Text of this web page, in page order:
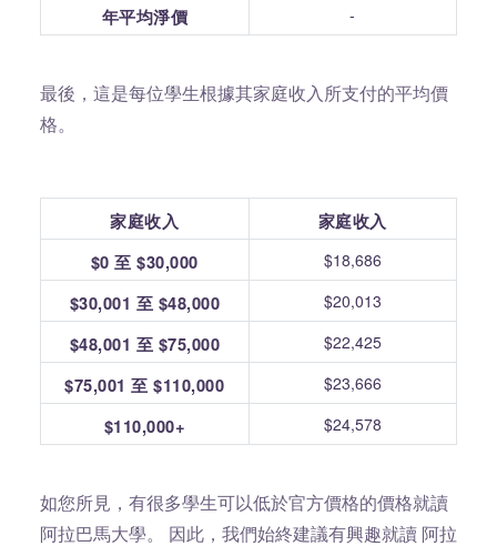
年平均淨價 -
最後，這是每位學生根據其家庭收入所支付的平均價
格。
家庭收入 家庭收入
$0 至 $30,000 $18,686
$30,001 至 $48,000 $20,013
$48,001 至 $75,000 $22,425
$75,001 至 $110,000 $23,666
$110,000+ $24,578
如您所見，有很多學生可以低於官方價格的價格就讀
阿拉巴馬大學。 因此，我們始終建議有興趣就讀 阿拉